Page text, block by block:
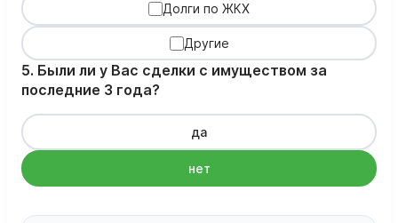
Долги по ЖКХ
Другие
5. Были ли у Вас сделки с имуществом за
последние 3 года?
да
нет